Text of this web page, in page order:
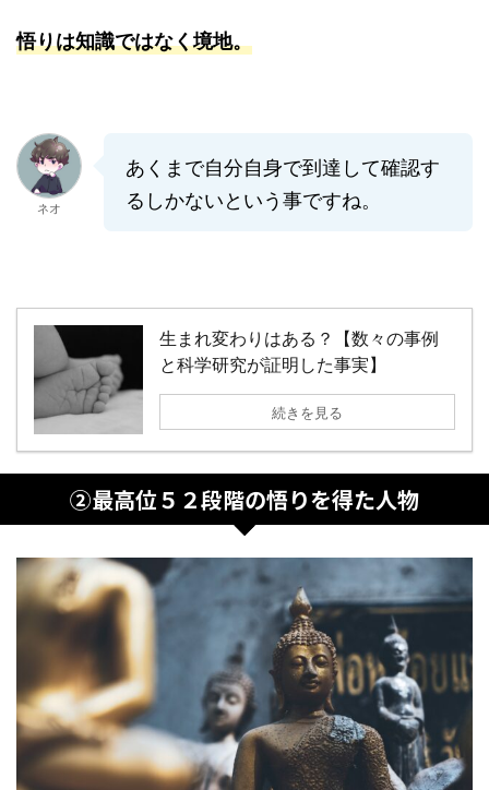
悟りは知識ではなく境地。
ネオ
あくまで自分自身で到達して確認す
るしかないという事ですね。
生まれ変わりはある？【数々の事例
と科学研究が証明した事実】
続きを見る
②最高位５２段階の悟りを得た人物